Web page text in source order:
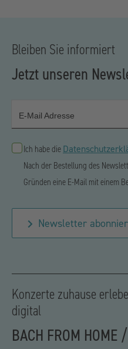
Bleiben Sie informiert
Jetzt unseren
E-Mail Adresse
Ich habe die
Nach der Bestellung des
Gründen eine E-Mail mit einem
Newsletter
Konzerte zuhause
digital
BACH FROM HOME